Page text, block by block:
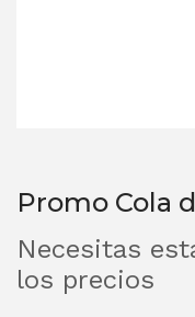
Promo Cola
Necesitas
los precios